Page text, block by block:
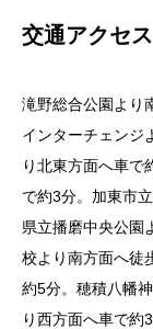
交通アクセス
滝野総合公園より
インターチェンジ
り北東方面へ車で
で約3分。加東市
県立播磨中央公園
校より南方面へ徒
約5分。穂積八幡
り西方面へ車で約